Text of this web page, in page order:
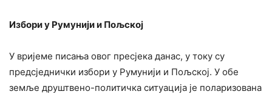
Избори у Румунији и Пољској
У вријеме писања овог пресјека данас, у току су
предсједнички избори у Румунији и Пољској. У обе
земље друштвено-политичка ситуација је поларизована